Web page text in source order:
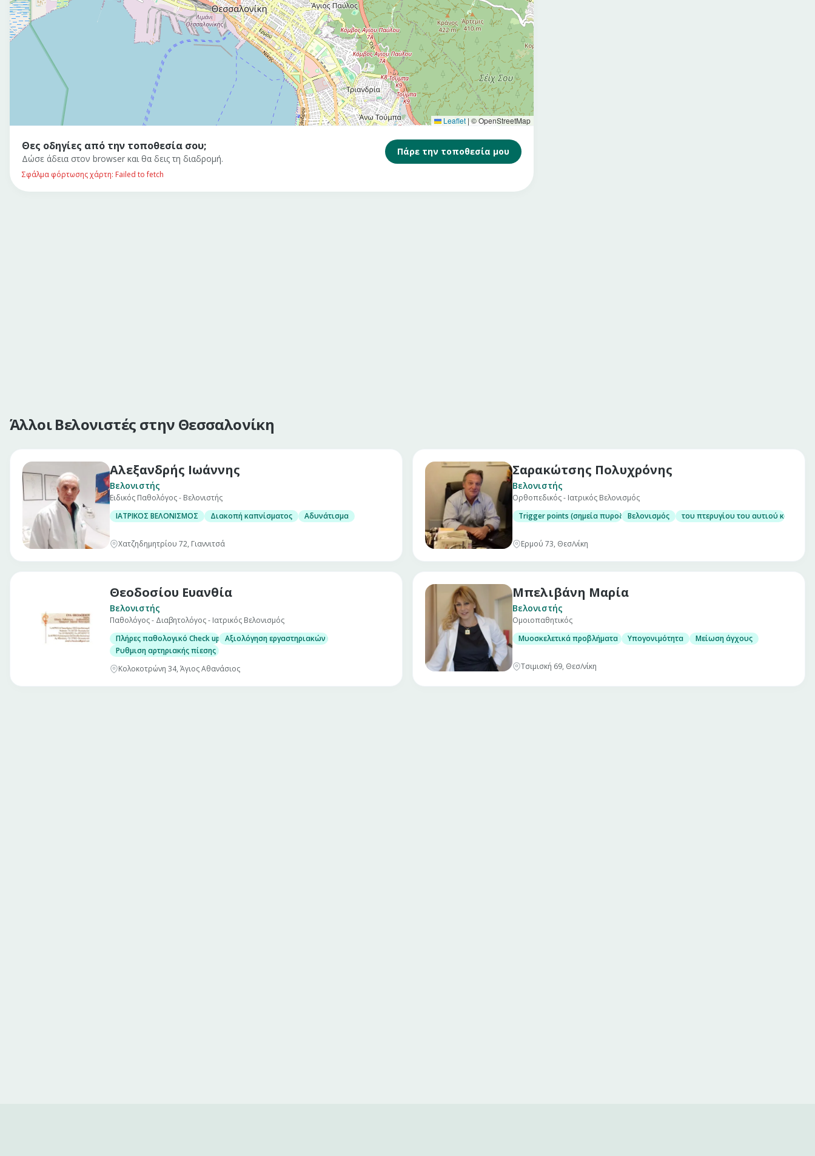
Leaflet | © OpenStreetMap
Θες οδηγίες από την τοποθεσία σου;
Δώσε άδεια στον browser και θα δεις τη διαδρομή.
Πάρε την τοποθεσία μου
Σφάλμα φόρτωσης χάρτη: Failed to fetch
Άλλοι Βελονιστές στην Θεσσαλονίκη
Αλεξανδρής Ιωάννης
Βελονιστής
Ειδικός Παθολόγος - Βελονιστής
ΙΑΤΡΙΚΟΣ ΒΕΛΟΝΙΣΜΟΣ
Διακοπή καπνίσματος Αδυνάτισμα
Χατζηδημητρίου 72, Γιαννιτσά
Σαρακώτσης Πολυχρόνης
Βελονιστής
Ορθοπεδικός - Ιατρικός Βελονισμός
Trigger points (σημεία πυροδότησης μυοπεριτοναϊκού πόνου)
Βελονισμός του πτερυγίου του αυτιού κατά
Ερμού 73, Θεσ/νίκη
Θεοδοσίου Ευανθία
Βελονιστής
Παθολόγος - Διαβητολόγος - Ιατρικός Βελονισμός
Πλήρες παθολογικό Check up σε άνδρες και γυναίκες
Αξιολόγηση εργαστηριακών εξετάσεων
Ρυθμιση αρτηριακής πίεσης
Κολοκοτρώνη 34, Άγιος Αθανάσιος
Μπελιβάνη Μαρία
Βελονιστής
Ομοιοπαθητικός
Μυοσκελετικά προβλήματα
Υπογονιμότητα Μείωση άγχους
Τσιμισκή 69, Θεσ/νίκη